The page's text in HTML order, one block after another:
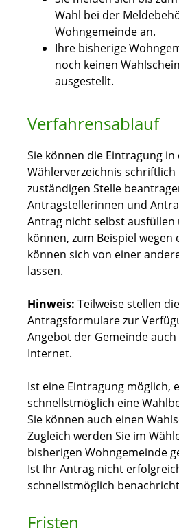
Wahl bei der
Wohngemeinde an.
Ihre bisherige
noch keinen
ausgestellt.
Verfahrensablauf
Sie können die Eintragung in
Wählerverzeichnis schriftlich
zuständigen Stelle
Antragstellerinnen und
Antrag nicht selbst ausfüllen
können, zum Beispiel wegen
können sich von einer
lassen.
Hinweis: Teilweise stellen
Antragsformulare zur
Angebot der Gemeinde
Internet.
Ist eine Eintragung möglich,
schnellstmöglich eine
Sie können auch einen
Zugleich werden Sie im
bisherigen Wohngemeinde
Ist Ihr Antrag nicht
schnellstmöglich
Fristen